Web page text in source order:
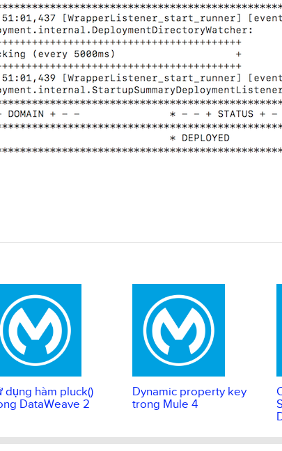
dụng hàm pluck()
DataWeave 2
Dynamic property key
trong Mule 4